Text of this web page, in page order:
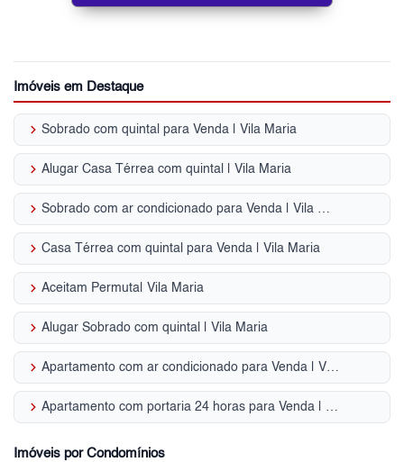
Imóveis em Destaque
keyboard_arrow_right Sobrado com quintal para Venda | Vila Maria
keyboard_arrow_right Alugar Casa Térrea com quintal | Vila Maria
keyboard_arrow_right Sobrado com ar condicionado para Venda | Vila Maria
keyboard_arrow_right Casa Térrea com quintal para Venda | Vila Maria
keyboard_arrow_right Aceitam Permuta| Vila Maria
keyboard_arrow_right Alugar Sobrado com quintal | Vila Maria
keyboard_arrow_right Apartamento com ar condicionado para Venda | Vila Maria
keyboard_arrow_right Apartamento com portaria 24 horas para Venda | Vila Maria
Imóveis por Condomínios